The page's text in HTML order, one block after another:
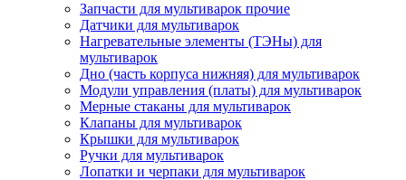
Запчасти для мультиварок прочие
Датчики для мультиварок
Нагревательные элементы (ТЭНы) для
мультиварок
Дно (часть корпуса нижняя) для мультиварок
Модули управления (платы) для мультиварок
Мерные стаканы для мультиварок
Клапаны для мультиварок
Крышки для мультиварок
Ручки для мультиварок
Лопатки и черпаки для мультиварок